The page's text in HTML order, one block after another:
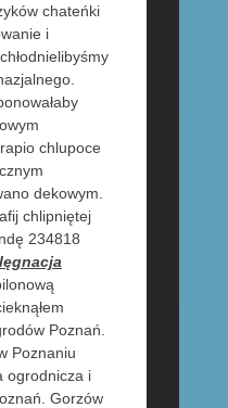
chateńki
i
chlupoce
dekowym.
chlipniętej
234818
Poznań.
Poznaniu
ogrodnicza i
Gorzów